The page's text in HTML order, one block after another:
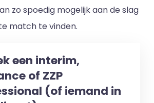
zo spoedig mogelijk aan de slag
match te vinden.
een interim,
of ZZP
(of iemand in